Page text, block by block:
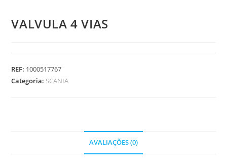
VALVULA 4 VIAS
REF: 1000517767
Categoria: SCANIA
AVALIAÇÕES (0)